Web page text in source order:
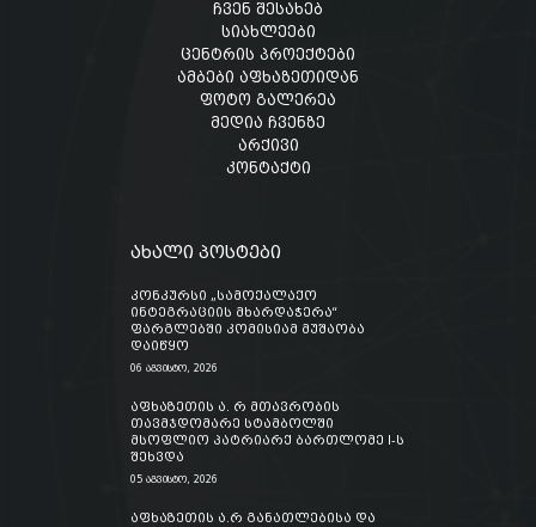
ჩვენ შესახებ
სიახლეები
ცენტრის პროექტები
ამბები აფხაზეთიდან
ფოტო გალერეა
მედია ჩვენზე
არქივი
კონტაქტი
ახალი პოსტები
კონკურსი „სამოქალაქო
ინტეგრაციის მხარდაჭერა“
ფარგლებში კომისიამ მუშაობა
დაიწყო
06 აგვისტო, 2026
აფხაზეთის ა. რ მთავრობის
თავმჯდომარე სტამბოლში
მსოფლიო პატრიარქ ბართლომე I-ს
შეხვდა
05 აგვისტო, 2026
აფხაზეთის ა.რ განათლებისა და